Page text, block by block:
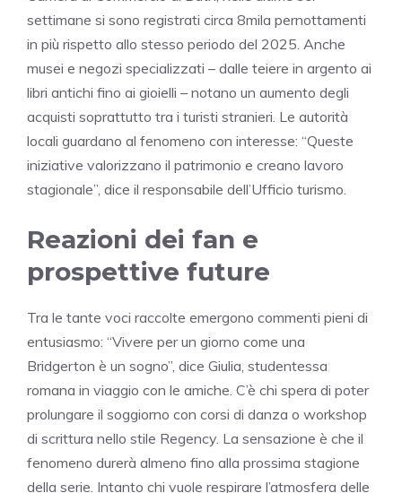
settimane si sono registrati circa 8mila pernottamenti
in più rispetto allo stesso periodo del 2025. Anche
musei e negozi specializzati – dalle teiere in argento ai
libri antichi fino ai gioielli – notano un aumento degli
acquisti soprattutto tra i turisti stranieri. Le autorità
locali guardano al fenomeno con interesse: “Queste
iniziative valorizzano il patrimonio e creano lavoro
stagionale”, dice il responsabile dell’Ufficio turismo.
Reazioni dei fan e
prospettive future
Tra le tante voci raccolte emergono commenti pieni di
entusiasmo: “Vivere per un giorno come una
Bridgerton è un sogno”, dice Giulia, studentessa
romana in viaggio con le amiche. C’è chi spera di poter
prolungare il soggiorno con corsi di danza o workshop
di scrittura nello stile Regency. La sensazione è che il
fenomeno durerà almeno fino alla prossima stagione
della serie. Intanto chi vuole respirare l’atmosfera delle